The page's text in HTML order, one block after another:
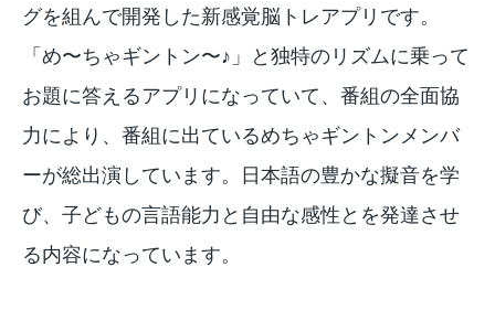
グを組んで開発した新感覚脳トレアプリです。
「め〜ちゃギントン〜♪」と独特のリズムに乗って
お題に答えるアプリになっていて、番組の全面協
力により、番組に出ているめちゃギントンメンバ
ーが総出演しています。日本語の豊かな擬音を学
び、子どもの言語能力と自由な感性とを発達させ
る内容になっています。